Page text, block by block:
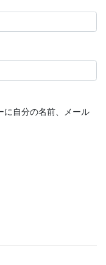
に自分の名前、メール